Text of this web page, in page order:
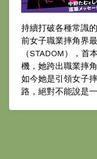
持續打破各種常識
前女子職業摔角界
（STADOM），
機，她跨出職業摔
如今她是引領女子
路，絕對不能說是一